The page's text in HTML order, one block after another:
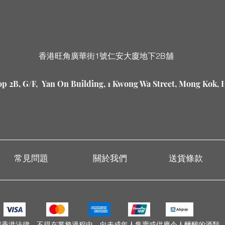
香港旺角廣華街1號仁安大廈地下2B舖
2B, G/F, Yan On Building, 1 Kwong Wa Street, Mong Kok,
常見問題 關於我們 送貨條款